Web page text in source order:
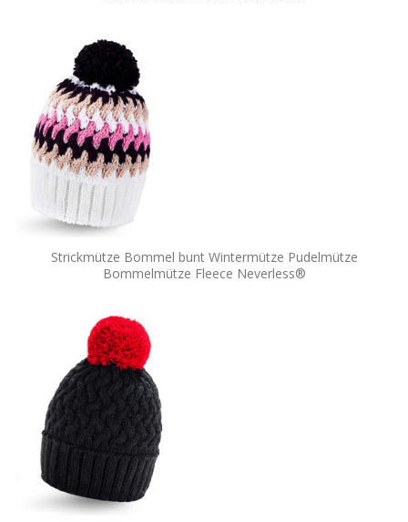
Strickmütze Bommel bunt Wintermütze Pudelmütze
Bommelmütze Fleece Neverless®